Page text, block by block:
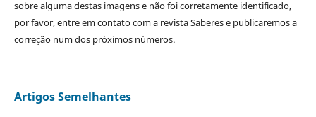
sobre alguma destas imagens e não foi corretamente identificado,
por favor, entre em contato com a revista Saberes e publicaremos a
correção num dos próximos números.
Artigos Semelhantes